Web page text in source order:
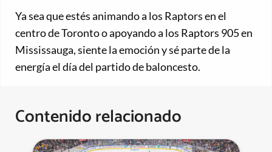
Ya sea que estés animando a los Raptors en el
centro de Toronto o apoyando a los Raptors 905 en
Mississauga, siente la emoción y sé parte de la
energía el día del partido de baloncesto.
Contenido relacionado